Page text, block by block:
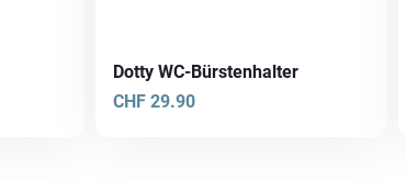
Dotty WC-Bürstenhalter
CHF 29.90